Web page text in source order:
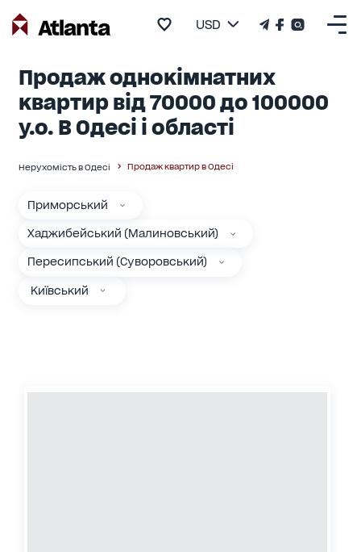
USD
Продаж однокімнатних
квартир від 70000 до 100000
у.о. В Одесі і області
Нерухомість в Одесі Продаж квартир в Одесі
Приморський
Хаджибейський (Малиновський)
Пересипський (Суворовський)
Київський